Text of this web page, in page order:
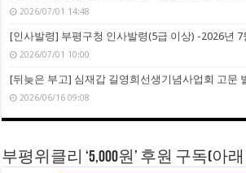
2026/07/01 14:48
[인사발령] 부평구청 인사발령(5급 이상) -2026년 7
2026/07/01 10:00
[뒤늦은 부고] 심재갑 길영희선생기념사업회 고문
2026/06/16 09:08
부평위클리 ‘5,000원’ 후원 구독(아